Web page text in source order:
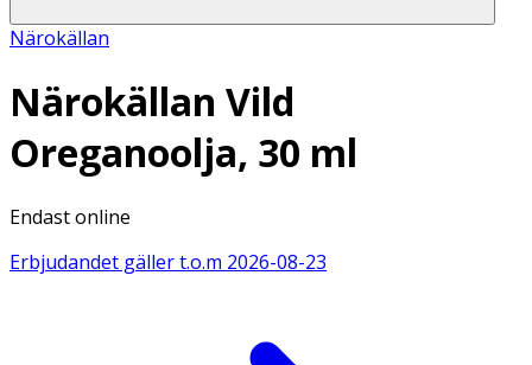
Närokällan
Närokällan Vild
Oreganoolja, 30 ml
Endast online
Erbjudandet gäller t.o.m 2026-08-23